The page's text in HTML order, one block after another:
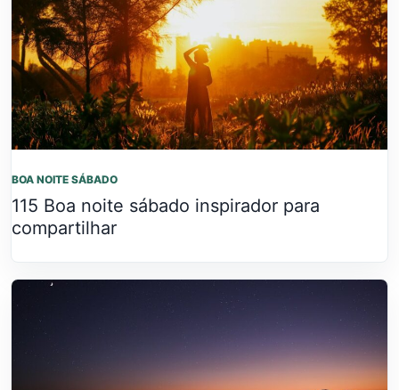
BOA NOITE SÁBADO
115 Boa noite sábado inspirador para
compartilhar